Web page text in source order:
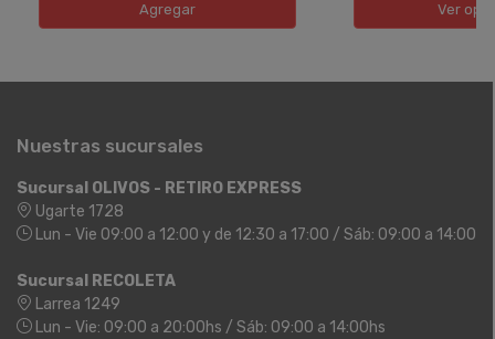
Agregar Ver
Nuestras sucursales
Sucursal OLIVOS - RETIRO EXPRESS
Ugarte 1728
Lun - Vie 09:00 a 12:00 y de 12:30 a 17:00 / Sáb: 09:00 a 14:00
Sucursal RECOLETA
Larrea 1249
Lun - Vie: 09:00 a 20:00hs / Sáb: 09:00 a 14:00hs